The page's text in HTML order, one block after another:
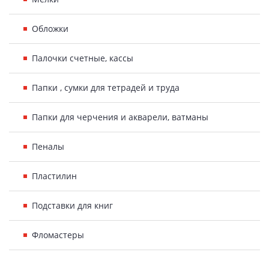
Обложки
Палочки счетные, кассы
Папки , сумки для тетрадей и труда
Папки для черчения и акварели, ватманы
Пеналы
Пластилин
Подставки для книг
Фломастеры